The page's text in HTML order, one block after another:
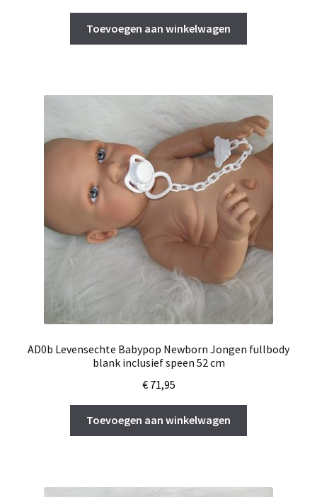
Toevoegen aan winkelwagen
AD0b Levensechte Babypop Newborn Jongen fullbody
blank inclusief speen 52 cm
€71,95
Toevoegen aan winkelwagen